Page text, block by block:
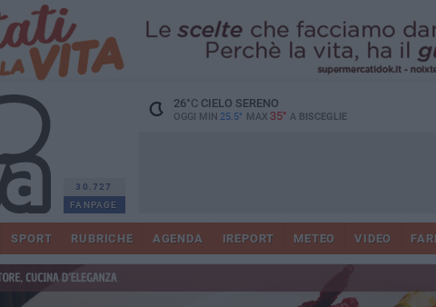
30.727
FANPAGE
26°CCIELO SERENO
OGGI MIN 25.5° MAX 35° A BISCEGLIE
SPORT RUBRICHE AGENDA IREPORT METEO VIDEO